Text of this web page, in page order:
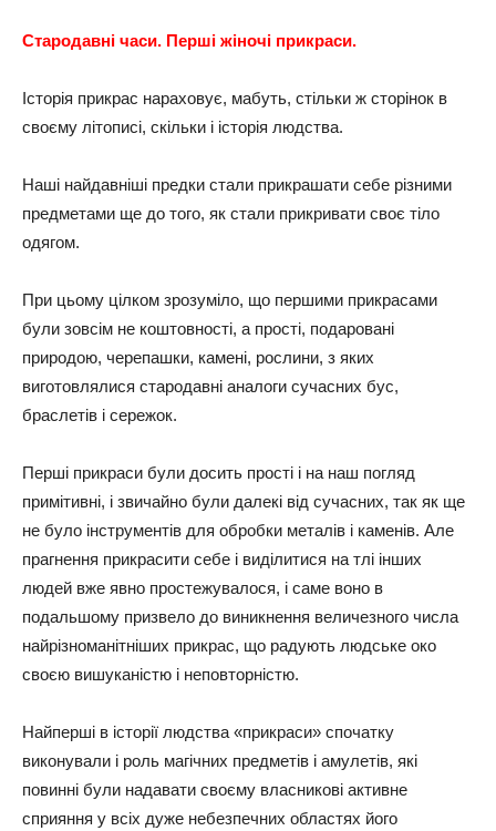
Стародавні часи. Перші жіночі прикраси.
Історія прикрас нараховує, мабуть, стільки ж сторінок в
своєму літописі, скільки і історія людства.
Наші найдавніші предки стали прикрашати себе різними
предметами ще до того, як стали прикривати своє тіло
одягом.
При цьому цілком зрозуміло, що першими прикрасами
були зовсім не коштовності, а прості, подаровані
природою, черепашки, камені, рослини, з яких
виготовлялися стародавні аналоги сучасних бус,
браслетів і сережок.
Перші прикраси були досить прості і на наш погляд
примітивні, і звичайно були далекі від сучасних, так як ще
не було інструментів для обробки металів і каменів. Але
прагнення прикрасити себе і виділитися на тлі інших
людей вже явно простежувалося, і саме воно в
подальшому призвело до виникнення величезного числа
найрізноманітніших прикрас, що радують людське око
своєю вишуканістю і неповторністю.
Найперші в історії людства «прикраси» спочатку
виконували і роль магічних предметів і амулетів, які
повинні були надавати своєму власникові активне
сприяння у всіх дуже небезпечних областях його